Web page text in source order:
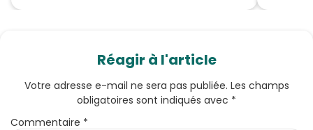
Réagir à l'article
Votre adresse e-mail ne sera pas publiée. Les champs
obligatoires sont indiqués avec *
Commentaire *